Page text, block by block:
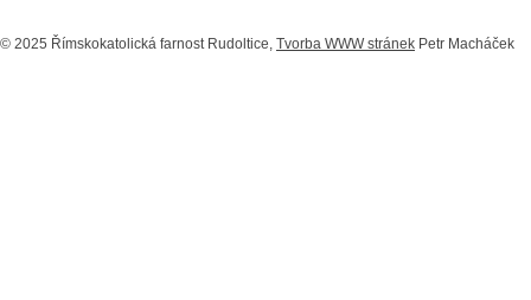
© 2025 Římskokatolická farnost Rudoltice, Tvorba WWW stránek Petr Macháček